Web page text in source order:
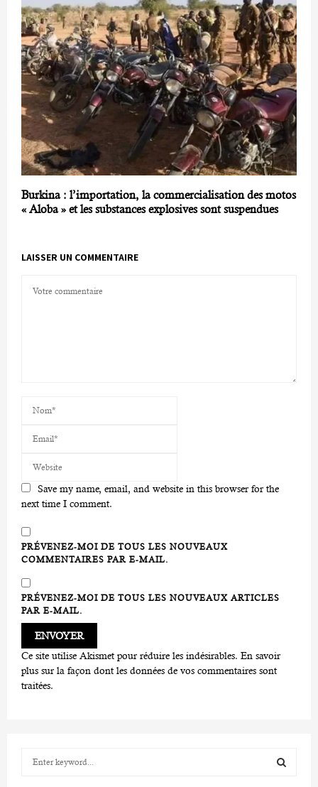
Burkina : l’importation, la commercialisation des motos
« Aloba » et les substances explosives sont suspendues
LAISSER UN COMMENTAIRE
Save my name, email, and website in this browser for the
next time I comment.
PRÉVENEZ-MOI DE TOUS LES NOUVEAUX
COMMENTAIRES PAR E-MAIL.
PRÉVENEZ-MOI DE TOUS LES NOUVEAUX ARTICLES
PAR E-MAIL.
Ce site utilise Akismet pour réduire les indésirables. En savoir
plus sur la façon dont les données de vos commentaires sont
traitées.